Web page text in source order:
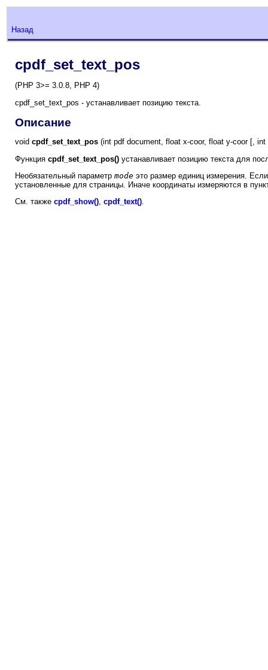
Назад
cpdf_set_text_pos
(PHP 3>= 3.0.8, PHP 4)
cpdf_set_text_pos - устанавливает позицию текста.
Описание
void cpdf_set_text_pos (int pdf document, float x-coor, float y-coor [, int
Функция cpdf_set_text_pos() устанавливает позицию текста для
Необязательный параметр mode это размер единиц измерения.
установленные для страницы. Иначе координаты измеряются в
См. также cpdf_show(), cpdf_text().